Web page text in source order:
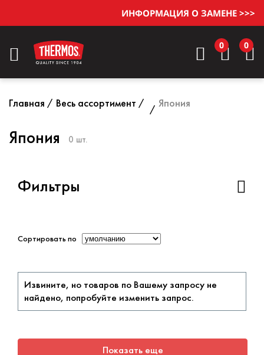
ИНФОРМАЦИЯ О ЗАМЕНЕ >>>
0 0
Главная Весь ассортимент Япония
Япония 0 шт.
Фильтры
Сортировать по
Извините, но товаров по Вашему запросу не
найдено, попробуйте изменить запрос.
Показать еще